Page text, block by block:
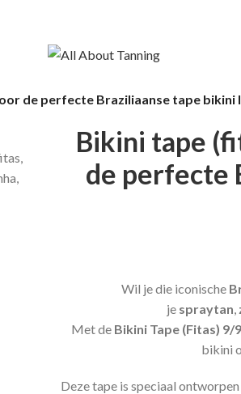
de perfecte Braziliaanse tape bikini
Bikini tape
de perfecte
Wil je die iconische
je spraytan,
Met de Bikini Tape (Fitas) 9/
bikini
Deze tape is speciaal